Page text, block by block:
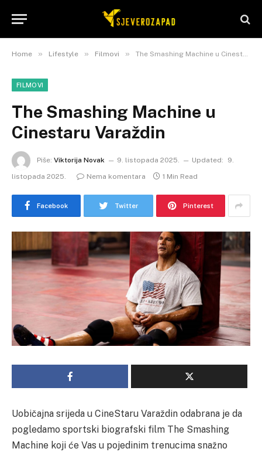
Home » Lifestyle » Filmovi » The Smashing Machine u Cinestaru Varaždin
FILMOVI
The Smashing Machine u
Cinestaru Varaždin
Piše: Viktorija Novak 9. listopada 2025. Updated:
9.
listopada 2025.
Nema komentara 1 Min Read
Facebook Twitter Pinterest
Uobičajna srijeda u CineStaru Varaždin odabrana je da
pogledamo sportski biografski film The Smashing
Machine koji će Vas u pojedinim trenucima snažno